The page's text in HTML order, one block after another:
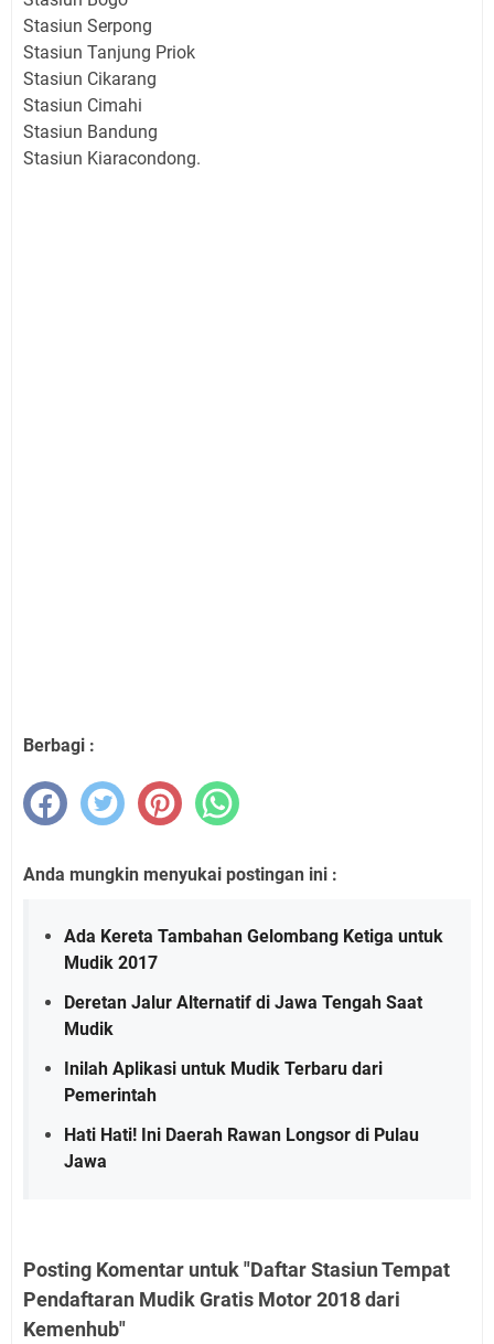
Stasiun Serpong
Stasiun Tanjung Priok
Stasiun Cikarang
Stasiun Cimahi
Stasiun Bandung
Stasiun Kiaracondong.
Berbagi :
Anda mungkin menyukai postingan ini :
Ada Kereta Tambahan Gelombang Ketiga untuk
Mudik 2017
Deretan Jalur Alternatif di Jawa Tengah Saat
Mudik
Inilah Aplikasi untuk Mudik Terbaru dari
Pemerintah
Hati Hati! Ini Daerah Rawan Longsor di Pulau
Jawa
Posting Komentar untuk "Daftar Stasiun Tempat
Pendaftaran Mudik Gratis Motor 2018 dari
Kemenhub"